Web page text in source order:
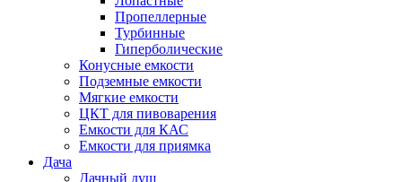
Пропеллерные
Турбинные
Гиперболические
Конусные емкости
Подземные емкости
Мягкие емкости
ЦКТ для пивоварения
Емкости для КАС
Емкости для приямка
Дача
Дачный душ